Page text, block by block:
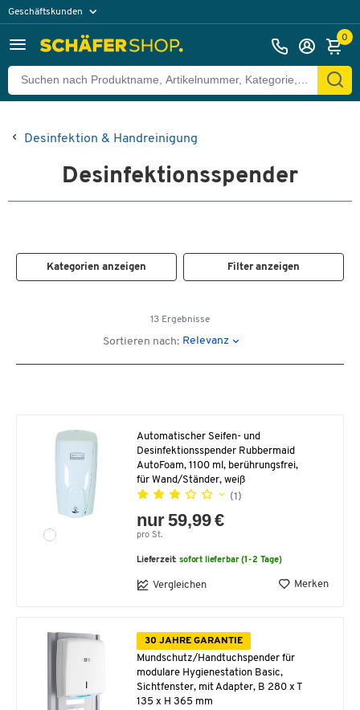
Geschäftskunden
0
Desinfektion & Handreinigung
Desinfektionsspender
Kategorien anzeigen Filter anzeigen
13 Ergebnisse
Sortieren nach: Relevanz
Automatischer Seifen- und
Desinfektionsspender Rubbermaid
AutoFoam, 1100 ml, berührungsfrei,
für Wand/Ständer, weiß
(1)
nur 59,99 €
pro St.
Lieferzeit:sofort lieferbar (1-2 Tage)
Vergleichen Merken
30 JAHRE GARANTIE
Mundschutz/Handtuchspender für
modulare Hygienestation Basic,
Sichtfenster, mit Adapter, B 280 x T
135 x H 365 mm